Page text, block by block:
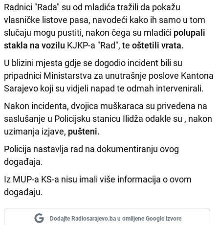
Radnici "Rada" su od mladića tražili da pokažu
vlasničke listove pasa, navodeći kako ih samo u tom
slučaju mogu pustiti, nakon čega su mladići polupali
stakla na vozilu KJKP-a "Rad", te oštetili vrata.
U blizini mjesta gdje se dogodio incident bili su
pripadnici Ministarstva za unutrašnje poslove Kantona
Sarajevo koji su vidjeli napad te odmah intervenirali.
Nakon incidenta, dvojica muškaraca su privedena na
saslušanje u Policijsku stanicu Ilidža odakle su , nakon
uzimanja izjave, pušteni.
Policija nastavlja rad na dokumentiranju ovog
događaja.
Iz MUP-a KS-a nisu imali više informacija o ovom
događaju.
Dodajte Radiosarajevo.ba u omiljene Google izvore